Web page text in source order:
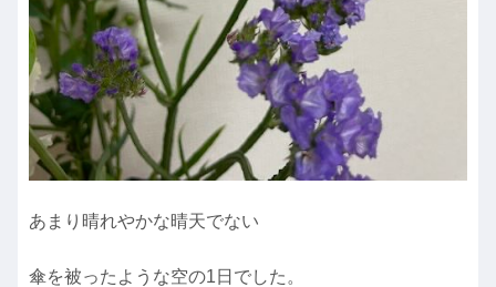
あまり晴れやかな晴天でない
傘を被ったような空の1日でした。